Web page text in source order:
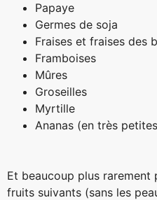
Papaye
Germes de soja
Fraises et fraises des
Framboises
Mûres
Groseilles
Myrtille
Ananas (en très
Et beaucoup plus rarement
fruits suivants (sans les